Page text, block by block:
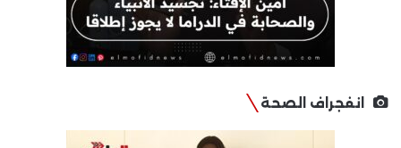
انفجراف الصحة